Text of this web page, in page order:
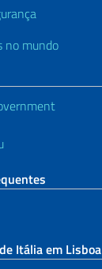
no mundo
Itália em Lisboa